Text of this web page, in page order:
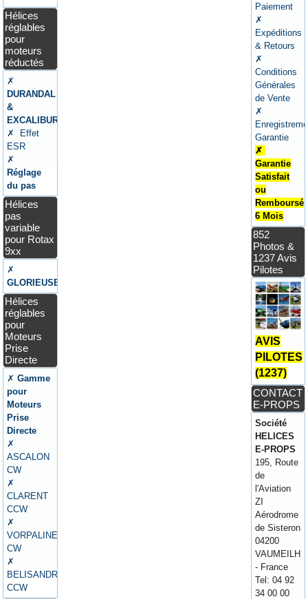
Hélices
réglables
pour
moteurs
réductés
✗
DURANDAL
&
EXCALIBUR
✗ Effet
ESR
✗
Réglage
du pas
Hélices
pas
variable
pour Rotax
9xx
✗
GLORIEUSE
Hélices
réglables
pour
Moteurs
Prise
Directe
✗Gamme
pour
Moteurs
Prise
Directe
✗
ASCALON
CW
✗
CLARENT
CCW
✗
VORPALINE
CW
✗
BELISANDRE
CCW
Paiement
✗
Expéditions
& Retours
✗
Conditions
Générales
de Vente
✗
Garantie
✗
Garantie
Satisfait
ou
Remboursé
6 Mois
852
Photos &
1237 Avis
Pilotes
AVIS
PILOTES
(1237)
CONTACT
E-PROPS
Société
HELICES
E-PROPS
195, Route
de
l'Aviation
ZI
Aérodrome
de Sisteron
04200
VAUMEILH
- France
Tel: 04 92
34 00 00